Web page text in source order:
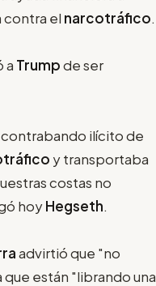
contra el narcotráfico.
a Trumpde ser
ilícito de
y transportaba
costas no
hoyHegseth.
advirtió que "no
están "librando una